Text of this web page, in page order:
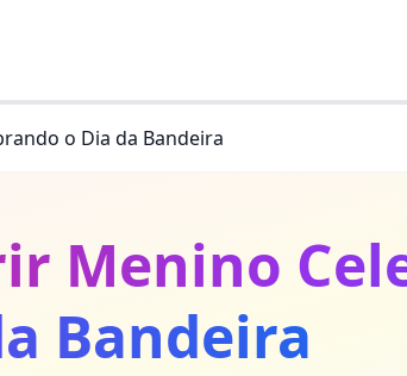
o Dia da Bandeira
Menino
Bandeira